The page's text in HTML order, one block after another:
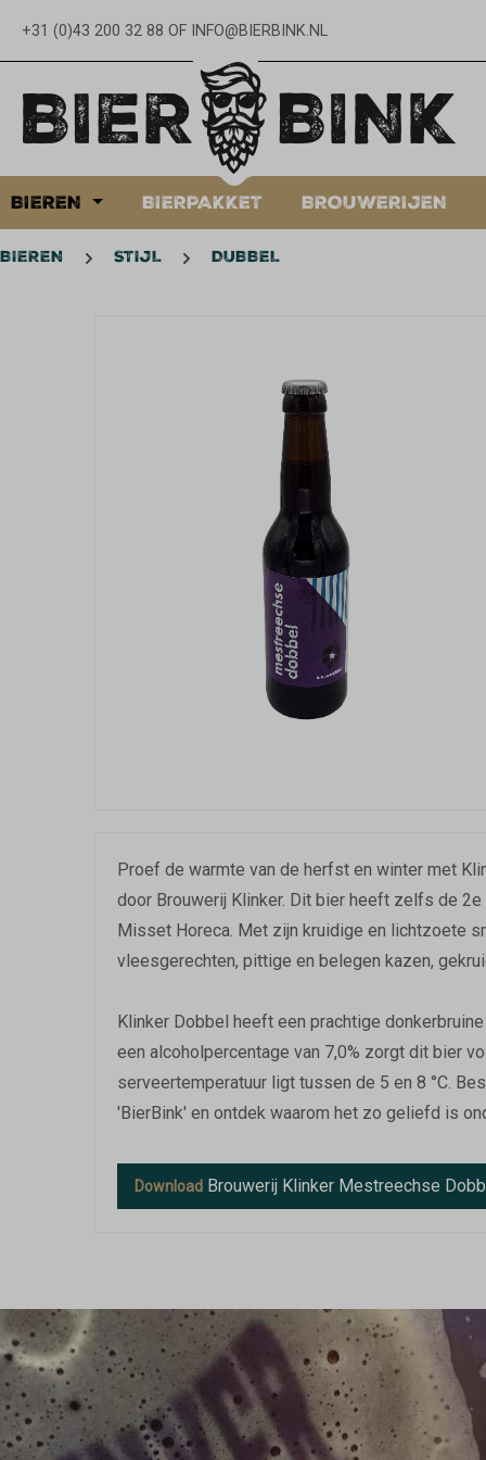
Ga naar de hoofdnavigatie
+31 (0)43 200 32 88 OF INFO@BIERBINK.NL
BIEREN BIERPAKKET BROUWERIJEN
BIEREN STIJL DUBBEL
Proef de warmte van de herfst en winter met
door Brouwerij Klinker. Dit bier heeft zelfs de
Misset Horeca. Met zijn kruidige en lichtzoete
vleesgerechten, pittige en belegen kazen,
Klinker Dobbel heeft een prachtige
een alcoholpercentage van 7,0% zorgt dit bier
serveertemperatuur ligt tussen de 5 en 8 °C.
'BierBink' en ontdek waarom het zo geliefd is
Download Brouwerij Klinker Mestreechse